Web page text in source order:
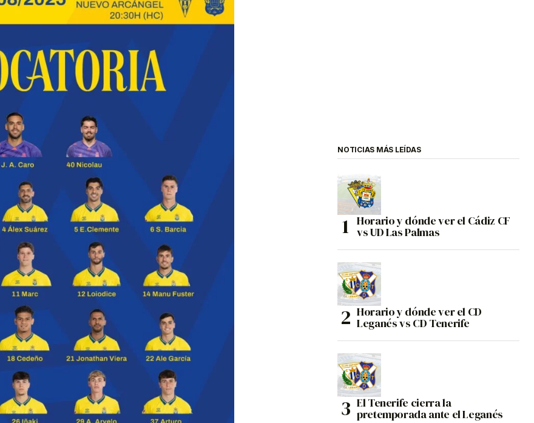
NOTICIAS MÁS LEÍDAS
Horario y dónde ver el Cádiz CF
vs UD Las Palmas
Horario y dónde ver el CD
Leganés vs CD Tenerife
El Tenerife cierra la
pretemporada ante el Leganés